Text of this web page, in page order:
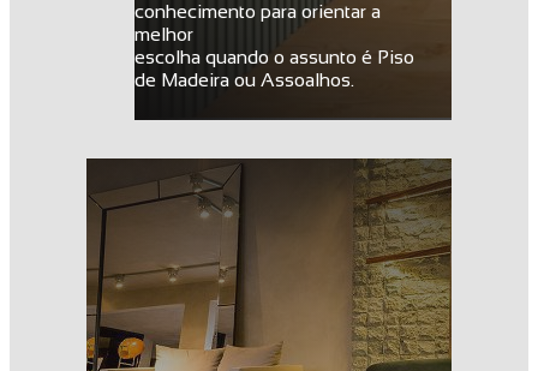
conhecimento para orientar a
melhor
escolha quando o assunto é Piso
de Madeira ou Assoalhos.